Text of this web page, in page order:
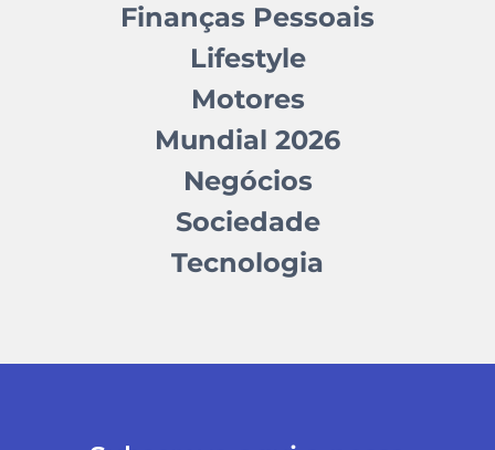
Finanças Pessoais
Lifestyle
Motores
Mundial 2026
Negócios
Sociedade
Tecnologia